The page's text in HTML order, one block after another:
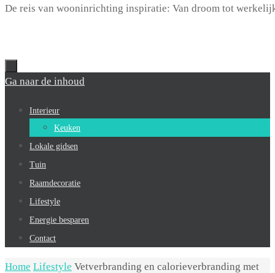
De reis van wooninrichting inspiratie: Van droom tot
Ga naar de inhoud
Interieur
Keuken
Lokale gidsen
Tuin
Raamdecoratie
Lifestyle
Energie besparen
Contact
Home Lifestyle Vetverbranding en calorieverbranding met